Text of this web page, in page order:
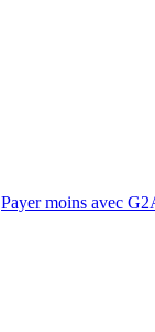
Payer moins avec